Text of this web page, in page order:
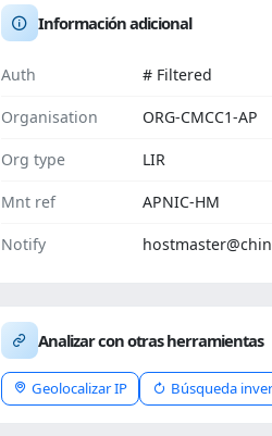
Información adicional
Auth # Filtered
Organisation ORG-CMCC1-AP
Org type LIR
Mnt ref APNIC-HM
Notify
Analizar con otras herramientas
Geolocalizar IP Búsqueda